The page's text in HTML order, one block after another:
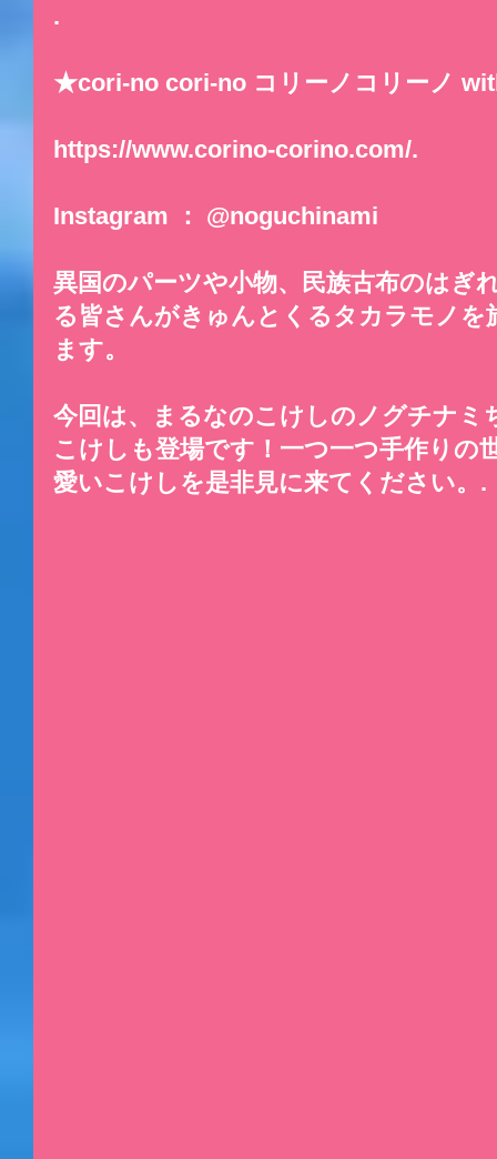
.
★cori-no cori-no コリーノコリーノ
https://www.corino-corino.com/.
Instagram ： @noguchinami
異国のパーツや小物、民族古布のはぎ
る皆さんがきゅんとくるタカラモノを
ます。
今回は、まるなのこけしのノグチナミ
こけしも登場です！一つ一つ手作りの
愛いこけしを是非見に来てください。.